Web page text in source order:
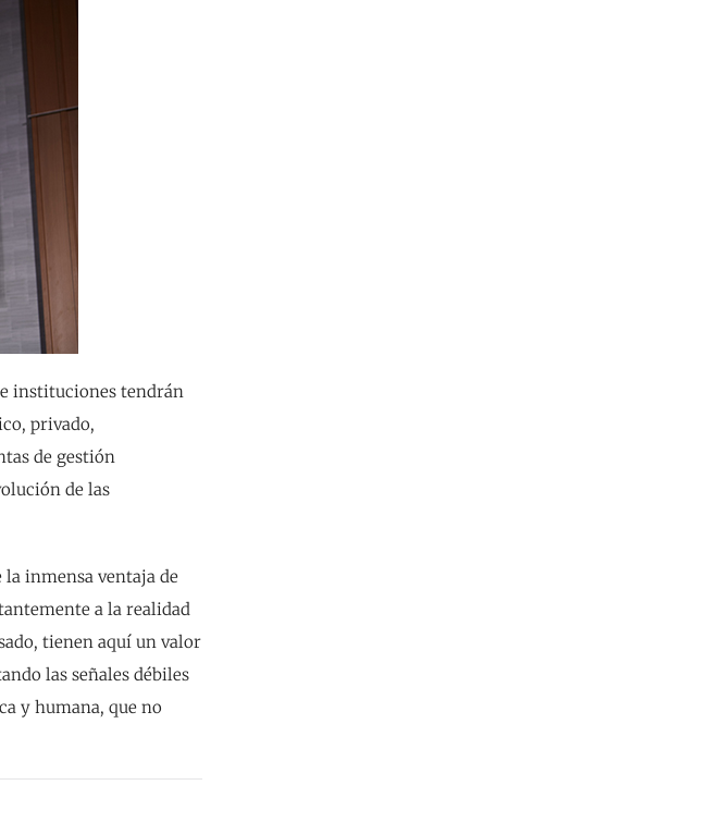
instituciones tendrán
privado,
de gestión
de las
inmensa ventaja de
a la realidad
tienen aquí un valor
las señales débiles
y humana, que no